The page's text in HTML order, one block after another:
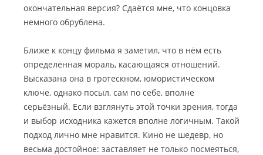
окончательная версия? Сдаётся мне, что концовка
немного обрублена.
Ближе к концу фильма я заметил, что в нём есть
определённая мораль, касающаяся отношений.
Высказана она в гротескном, юмористическом
ключе, однако посыл, сам по себе, вполне
серьёзный. Если взглянуть этой точки зрения, тогда
и выбор исходника кажется вполне логичным. Такой
подход лично мне нравится. Кино не шедевр, но
весьма достойное: заставляет не только посмеяться,